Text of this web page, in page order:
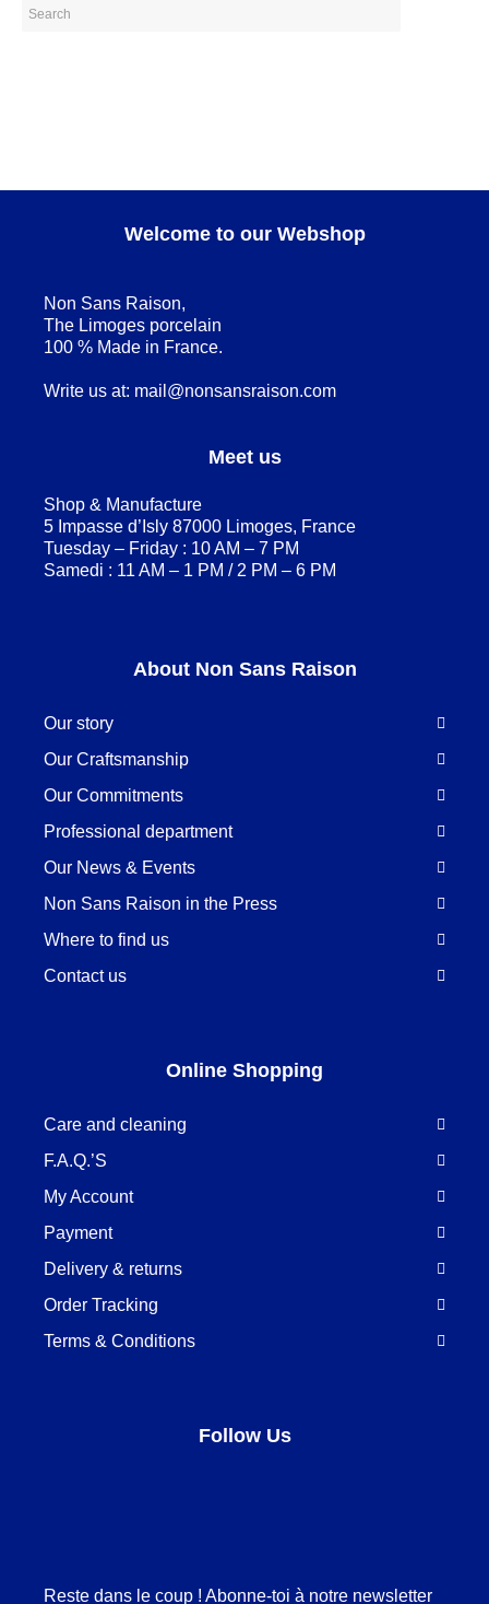
Welcome to our Webshop
Non Sans Raison,
The Limoges porcelain
100 % Made in France.
Write us at: mail@nonsansraison.com
Meet us
Shop & Manufacture
5 Impasse d’Isly 87000 Limoges, France
Tuesday – Friday : 10 AM – 7 PM
Samedi : 11 AM – 1 PM / 2 PM – 6 PM
About Non Sans Raison
Our story
Our Craftsmanship
Our Commitments
Professional department
Our News & Events
Non Sans Raison in the Press
Where to find us
Contact us
Online Shopping
Care and cleaning
F.A.Q.’S
My Account
Payment
Delivery & returns
Order Tracking
Terms & Conditions
Follow Us
Reste dans le coup ! Abonne-toi à notre newsletter